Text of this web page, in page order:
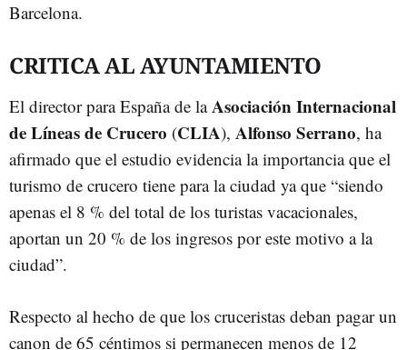
Barcelona.
CRITICA AL AYUNTAMIENTO
El director para España de laAsociación Internacional
de Líneas de Crucero (CLIA), Alfonso Serrano, ha
afirmado que el estudio evidencia la importancia que el
turismo de crucero tiene para la ciudad ya que “siendo
apenas el 8 % del total de los turistas vacacionales,
aportan un 20 % de los ingresos por este motivo a la
ciudad”.
Respecto al hecho de que los cruceristas deban pagar un
canon de 65 céntimos si permanecen menos de 12